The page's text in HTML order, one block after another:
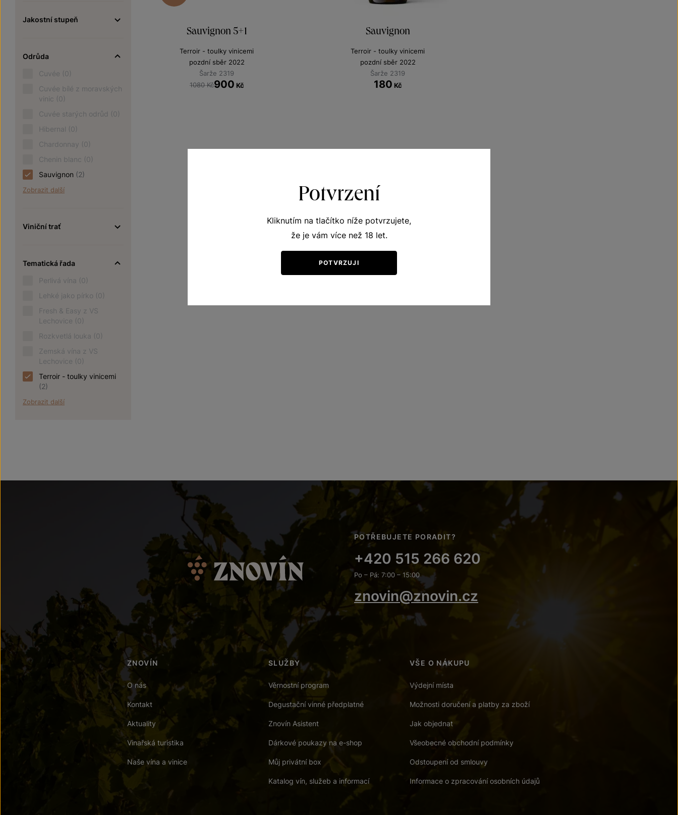
Jakostní stupeň
Odrůda
Cuvée (0)
Cuvée bílé z moravských
vinic (0)
Cuvée starých odrůd (0)
Hibernal (0)
Chardonnay (0)
Chenin blanc (0)
Sauvignon (2)
Zobrazit další
Viniční trať
Tematická řada
Perlivá vína (0)
Lehké jako pírko (0)
Fresh & Easy z VS
Lechovice (0)
Rozkvetlá louka (0)
Zemská vína z VS
Lechovice (0)
Terroir - toulky vinicemi
(2)
Zobrazit další
Sauvignon 5+1
Terroir - toulky vinicemi
pozdní sběr 2022
Šarže 2319
1080 Kč900 Kč
Sauvignon
Terroir - toulky vinicemi
pozdní sběr 2022
Šarže 2319
180 Kč
POTŘEBUJETE PORADIT?
+420 515 266 620
Po – Pá: 7:00 – 15:00
znovin@znovin.cz
ZNOVÍN
O nás
Kontakt
Aktuality
Vinařská turistika
Naše vína a vinice
SLUŽBY
Věrnostní program
Degustační vinné předplatné
Znovín Asistent
Dárkové poukazy na e-shop
Můj privátní box
Katalog vín, služeb a informací
VŠE O NÁKUPU
Výdejní místa
Možnosti doručení a platby za zboží
Jak objednat
Všeobecné obchodní podmínky
Odstoupení od smlouvy
Informace o zpracování osobních údajů
Potvrzení
Kliknutím na tlačítko níže potvrzujete,
že je vám více než 18 let.
POTVRZUJI